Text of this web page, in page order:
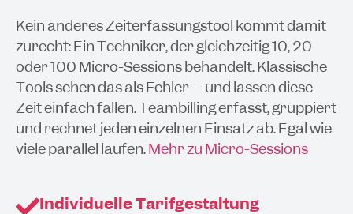
Kein anderes Zeiterfassungstool kommt damit
zurecht: Ein Techniker, der gleichzeitig 10, 20
oder 100 Micro-Sessions behandelt. Klassische
Tools sehen das als Fehler – und lassen diese
Zeit einfach fallen. Teambilling erfasst, gruppiert
und rechnet jeden einzelnen Einsatz ab. Egal wie
viele parallel laufen.Mehr zu Micro-Sessions
Individuelle Tarifgestaltung